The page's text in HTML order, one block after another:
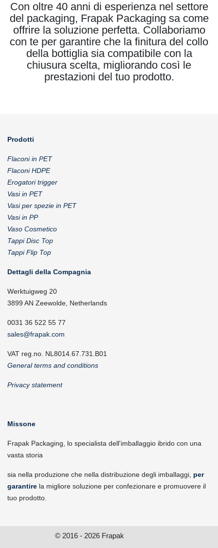
Con oltre 40 anni di esperienza nel settore
del packaging, Frapak Packaging sa come
offrire la soluzione perfetta. Collaboriamo
con te per garantire che la finitura del collo
della bottiglia sia compatibile con la
chiusura scelta, migliorando così le
prestazioni del tuo prodotto.
Prodotti
Flaconi in PET
Flaconi HDPE
Erogatori trigger
Vasi in PET
Vasi per spezie in PET
Vasi in PP
Vaso Cosmetico
Tappi Disc Top
Tappi Flip Top
Dettagli della Compagnia
Werktuigweg 20
3899 AN Zeewolde, Netherlands
0031 36 522 55 77
sales@frapak.com
VAT reg.no. NL8014.67.731.B01
General terms and conditions
Privacy statement
Missone
Frapak Packaging, lo specialista dell'imballaggio ibrido con una
vasta storia
sia nella produzione che nella distribuzione degli imballaggi, per
garantire la migliore soluzione per confezionare e promuovere il
tuo prodotto.
© 2016 - 2026 Frapak